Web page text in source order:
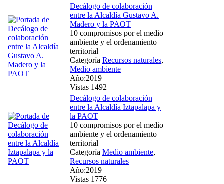
Decálogo de colaboración
entre la Alcaldía Gustavo A.
Madero y la PAOT
10 compromisos por el medio
ambiente y el ordenamiento
territorial
Categoría Recursos naturales,
Medio ambiente
Año:2019
Vistas 1492
Decálogo de colaboración
entre la Alcaldía Iztapalapa y
la PAOT
10 compromisos por el medio
ambiente y el ordenamiento
territorial
Categoría Medio ambiente,
Recursos naturales
Año:2019
Vistas 1776